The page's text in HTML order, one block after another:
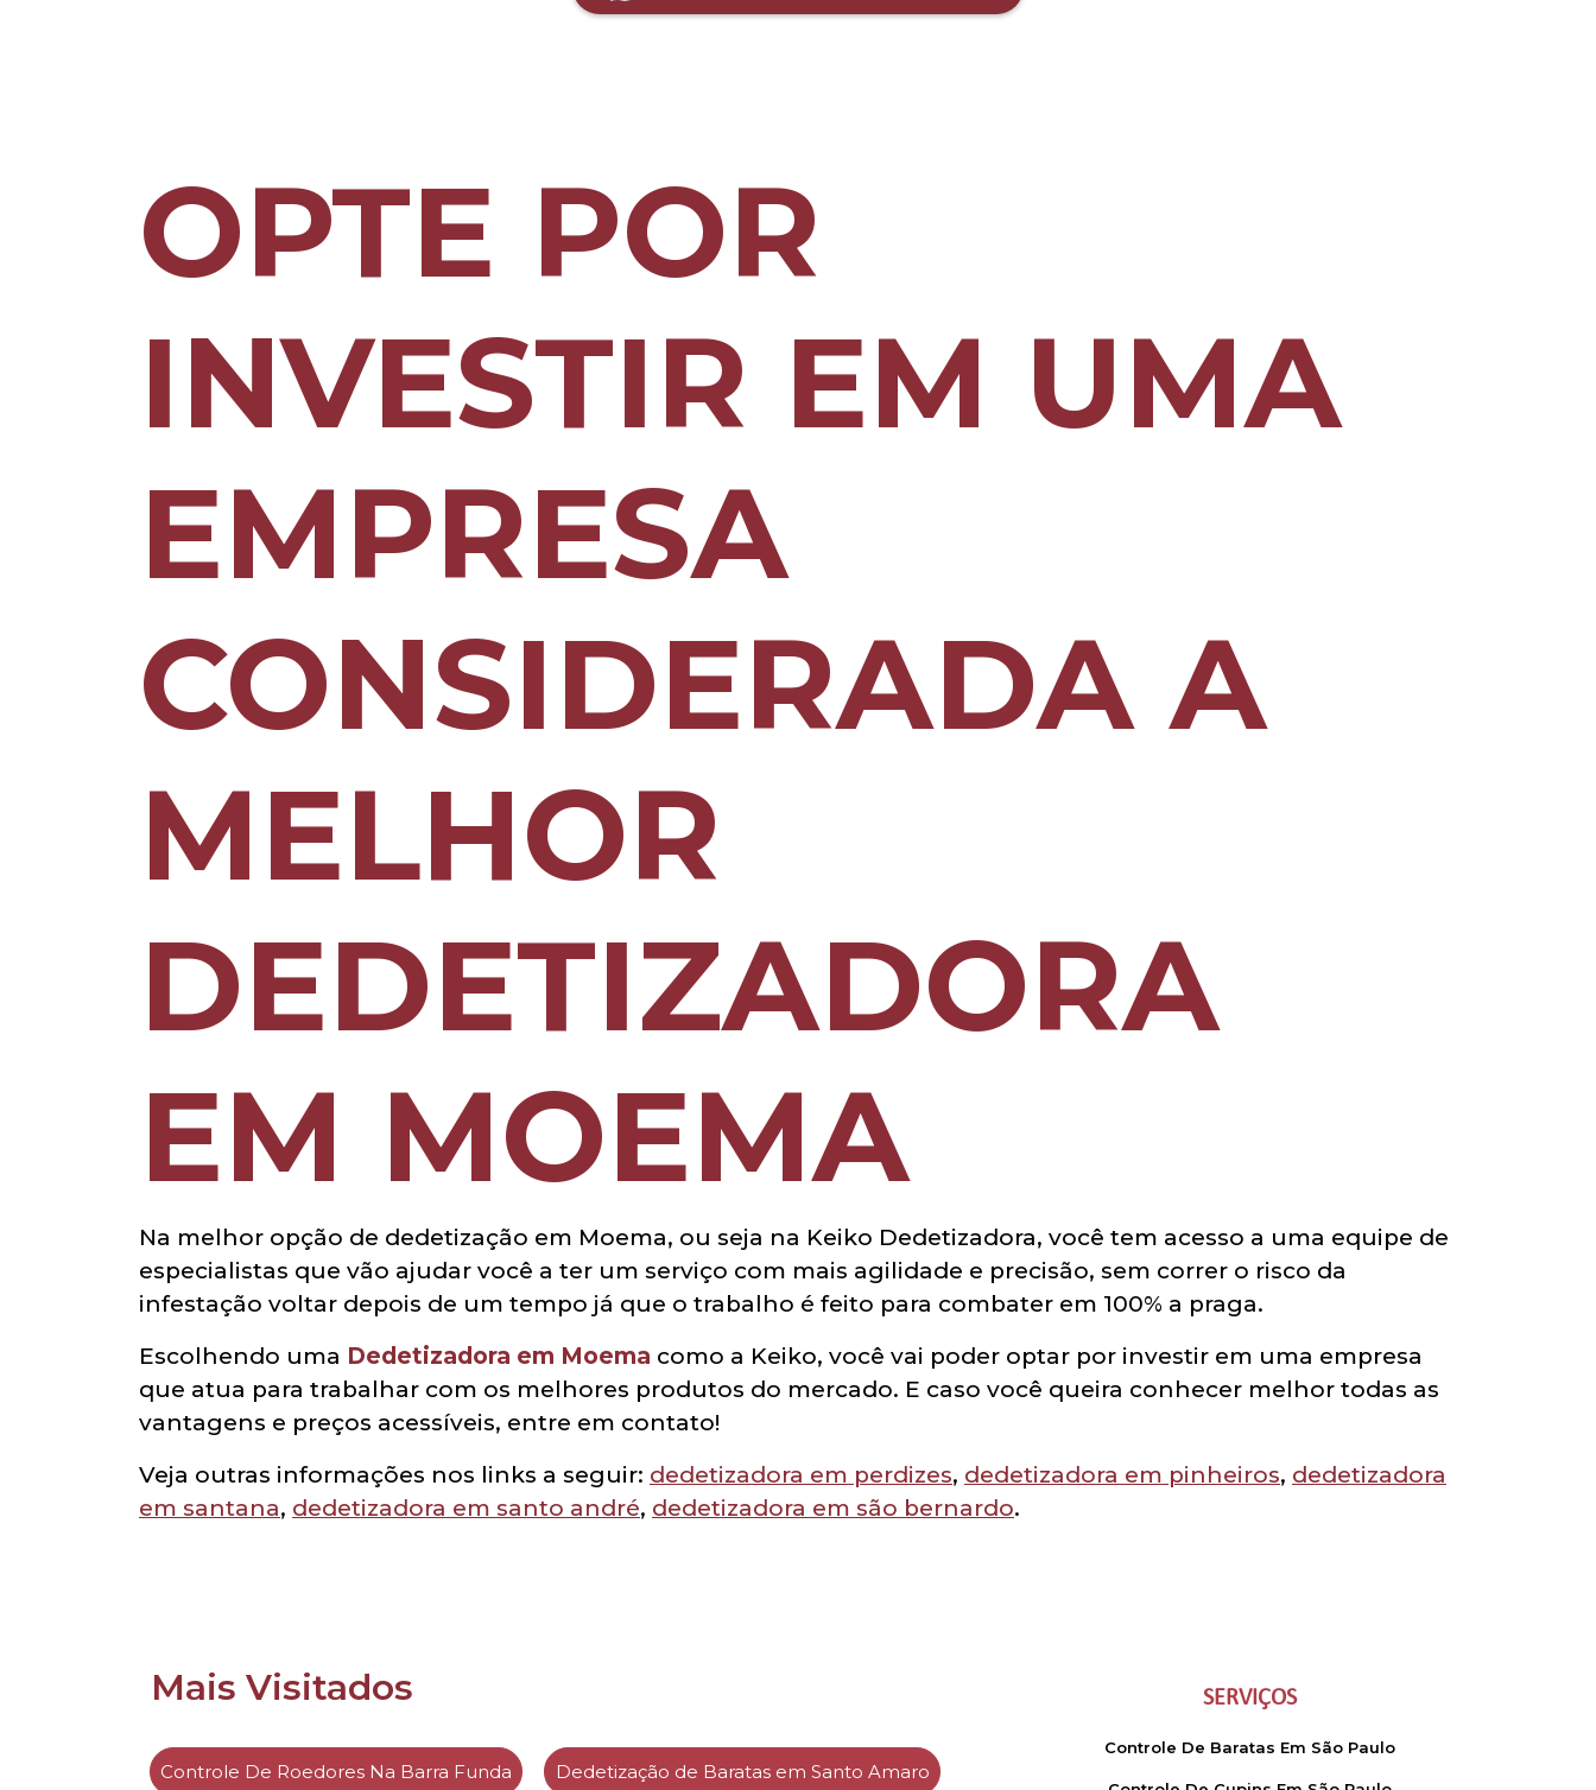
OPTE POR
INVESTIR EM UMA
EMPRESA
CONSIDERADA A
MELHOR
DEDETIZADORA
EM MOEMA
Na melhor opção de dedetização em Moema, ou seja na Keiko Dedetizadora, você tem acesso a uma equipe de
especialistas que vão ajudar você a ter um serviço com mais agilidade e precisão, sem correr o risco da
infestação voltar depois de um tempo já que o trabalho é feito para combater em 100% a praga.
Escolhendo uma Dedetizadora em Moema como a Keiko, você vai poder optar por investir em uma empresa
que atua para trabalhar com os melhores produtos do mercado. E caso você queira conhecer melhor todas as
vantagens e preços acessíveis, entre em contato!
Veja outras informações nos links a seguir: dedetizadora em perdizes, dedetizadora em pinheiros, dedetizadora
em santana, dedetizadora em santo andré, dedetizadora em são bernardo.
Mais Visitados
Controle De Roedores Na Barra Funda Dedetização de Baratas em Santo Amaro
SERVIÇOS
Controle De Baratas Em São Paulo